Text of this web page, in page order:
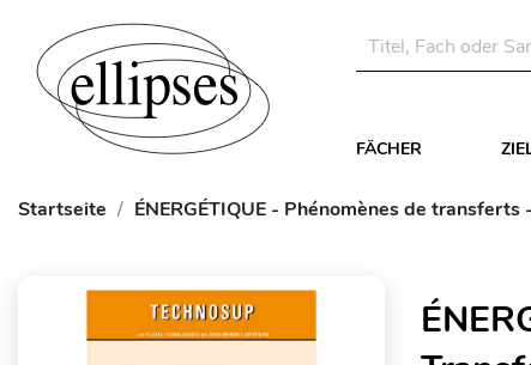
FÄCHER
Startseite ÉNERGÉTIQUE - Phénomènes de